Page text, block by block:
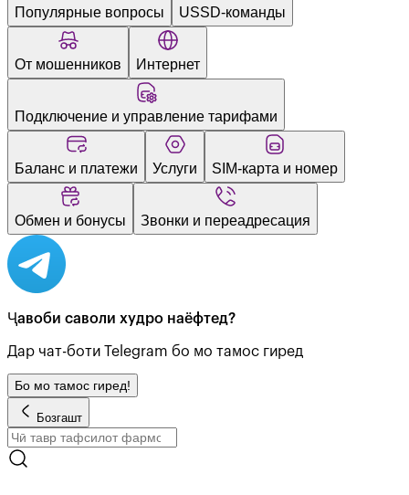
Популярные вопросы USSD-команды
От мошенников Интернет
Подключение и управление тарифами
Баланс и платежи Услуги SIM-карта и номер
Обмен и бонусы Звонки и переадресация
Ҷавоби саволи худро наёфтед?
Дар чат-боти Telegram бо мо тамос гиред
Бо мо тамос гиред!
Бозгашт